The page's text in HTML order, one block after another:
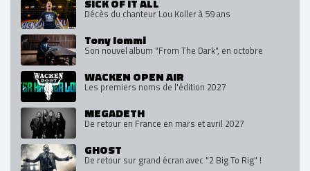
SICK OF IT ALL
Décès du chanteur Lou Koller à 59 ans
Tony Iommi
Son nouvel album "From The Dark", en octobre
WACKEN OPEN AIR
Les premiers noms de l'édition 2027
MEGADETH
De retour en France en mars et avril 2027
GHOST
De retour sur grand écran avec "2 Big To Rig" !